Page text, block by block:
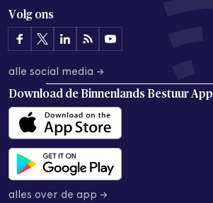
Volg ons
alle social media →
Download de Binnenlands Bestuur App
alles over de app →